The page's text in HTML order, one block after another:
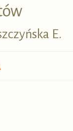
E.